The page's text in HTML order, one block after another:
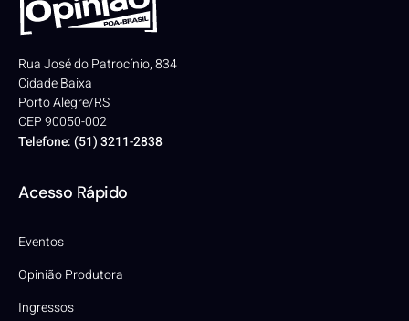
Rua José do Patrocínio, 834
Cidade Baixa
Porto Alegre/RS
CEP 90050-002
Telefone: (51) 3211-2838
Acesso Rápido
Eventos
Opinião Produtora
Ingressos